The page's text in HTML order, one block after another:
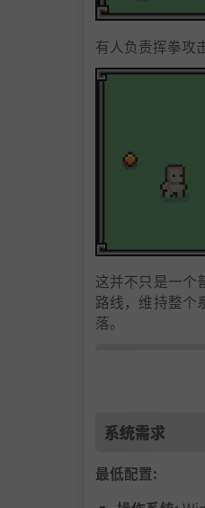
有人负责挥拳攻
这并不只是一个
路线，维持整个
落。
系统需求
最低配置: